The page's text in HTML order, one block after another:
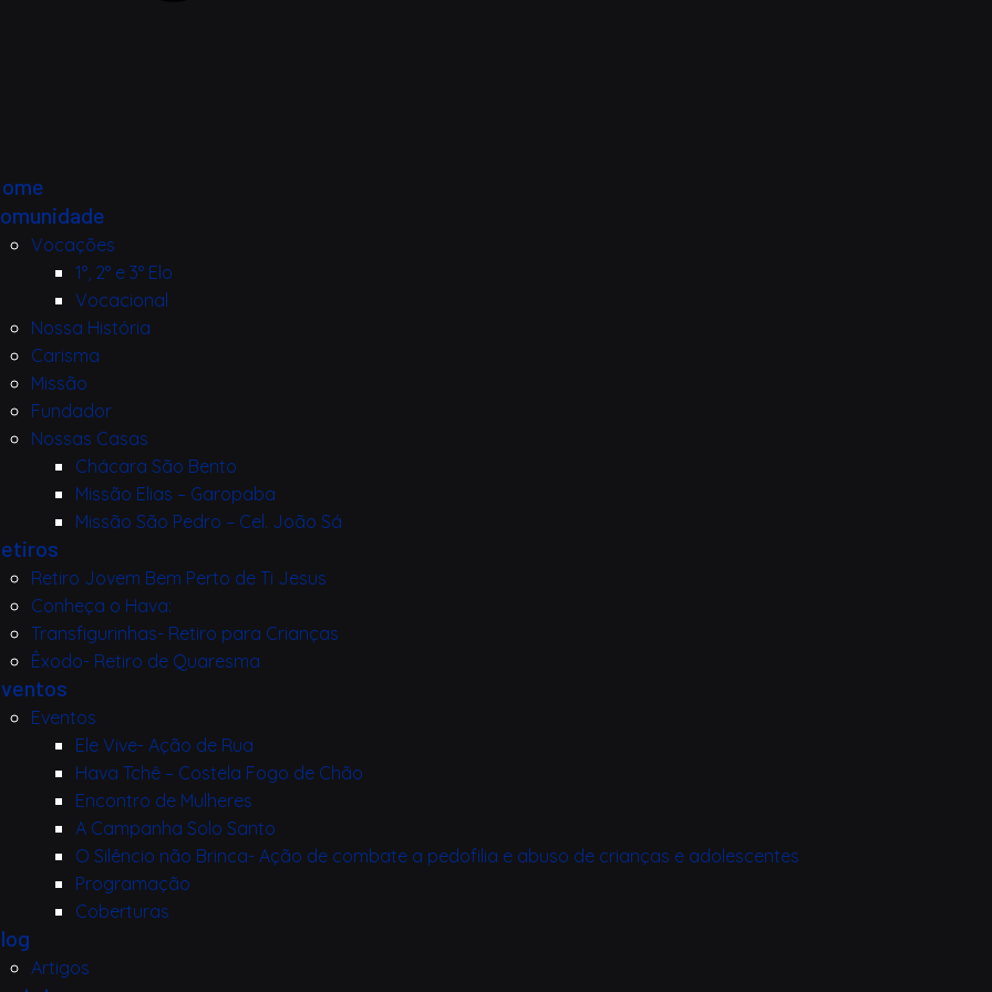
Vocações
1°, 2° e 3° Elo
Vocacional
Nossa História
Carisma
Missão
Fundador
Nossas Casas
Chácara São Bento
Missão Elias – Garopaba
Missão São Pedro – Cel. João Sá
Retiro Jovem Bem Perto de Ti Jesus
Conheça o Hava:
Transfigurinhas- Retiro para Crianças
Êxodo- Retiro de Quaresma
Eventos
Ele Vive- Ação de Rua
Hava Tchê – Costela Fogo de Chão
Encontro de Mulheres
A Campanha Solo Santo
O Silêncio não Brinca- Ação de combate a pedofilia e abuso de crianças e adolescentes
Programação
Coberturas
Artigos